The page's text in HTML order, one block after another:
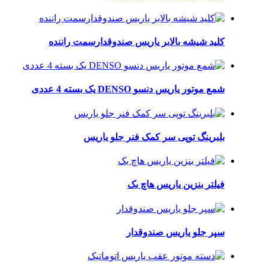
کلید شیشه بالابر یاریس صندوقدارسمت راننده
شمع موتور یاریس دنسو DENSO یک بسته 4 عددی
بلبرینگ توپی سر کمک فنر جلو یاریس
فیلتر بنزین یاریس هاچ بک
سپر جلو یاریس صندوقدار